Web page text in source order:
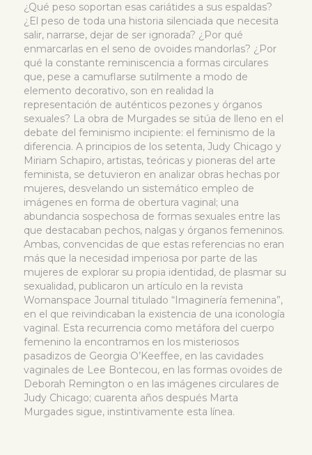
¿Qué peso soportan esas cariátides a sus espaldas?
¿El peso de toda una historia silenciada que necesita
salir, narrarse, dejar de ser ignorada? ¿Por qué
enmarcarlas en el seno de ovoides mandorlas? ¿Por
qué la constante reminiscencia a formas circulares
que, pese a camuflarse sutilmente a modo de
elemento decorativo, son en realidad la
representación de auténticos pezones y órganos
sexuales? La obra de Murgades se sitúa de lleno en el
debate del feminismo incipiente: el feminismo de la
diferencia. A principios de los setenta, Judy Chicago y
Miriam Schapiro, artistas, teóricas y pioneras del arte
feminista, se detuvieron en analizar obras hechas por
mujeres, desvelando un sistemático empleo de
imágenes en forma de obertura vaginal; una
abundancia sospechosa de formas sexuales entre las
que destacaban pechos, nalgas y órganos femeninos.
Ambas, convencidas de que estas referencias no eran
más que la necesidad imperiosa por parte de las
mujeres de explorar su propia identidad, de plasmar su
sexualidad, publicaron un artículo en la revista
Womanspace Journal titulado “Imaginería femenina”,
en el que reivindicaban la existencia de una iconología
vaginal. Esta recurrencia como metáfora del cuerpo
femenino la encontramos en los misteriosos
pasadizos de Georgia O’Keeffee, en las cavidades
vaginales de Lee Bontecou, en las formas ovoides de
Deborah Remington o en las imágenes circulares de
Judy Chicago; cuarenta años después Marta
Murgades sigue, instintivamente esta línea.